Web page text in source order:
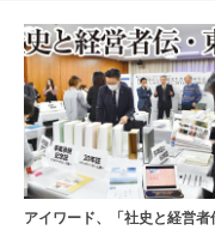
アイワード、「社史と経営者